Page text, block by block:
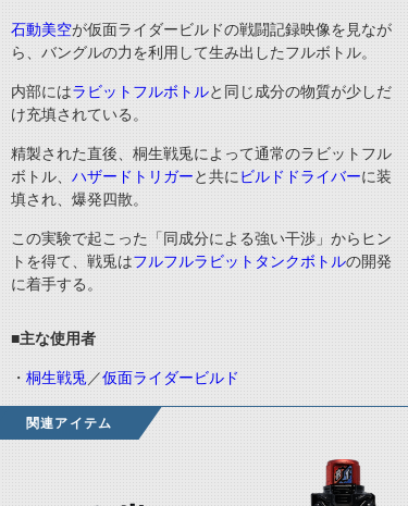
石動美空が仮面ライダービルドの戦闘記録映像を見なが
ら、バングルの力を利用して生み出したフルボトル。
内部にはラビットフルボトルと同じ成分の物質が少しだ
け充填されている。
精製された直後、桐生戦兎によって通常のラビットフル
ボトル、 ハザードトリガーと共に ビルドドライバーに装
填され、爆発四散。
この実験で起こった「同成分による強い干渉」からヒン
トを得て、戦兎はフルフルラビットタンクボトルの開発
に着手する。
■主な使用者
・ 桐生戦兎 ／仮面ライダービルド
関連アイテム